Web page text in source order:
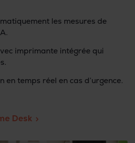
les mesures de
imprimante intégrée qui
en temps réel en cas d’urgence.
Desk